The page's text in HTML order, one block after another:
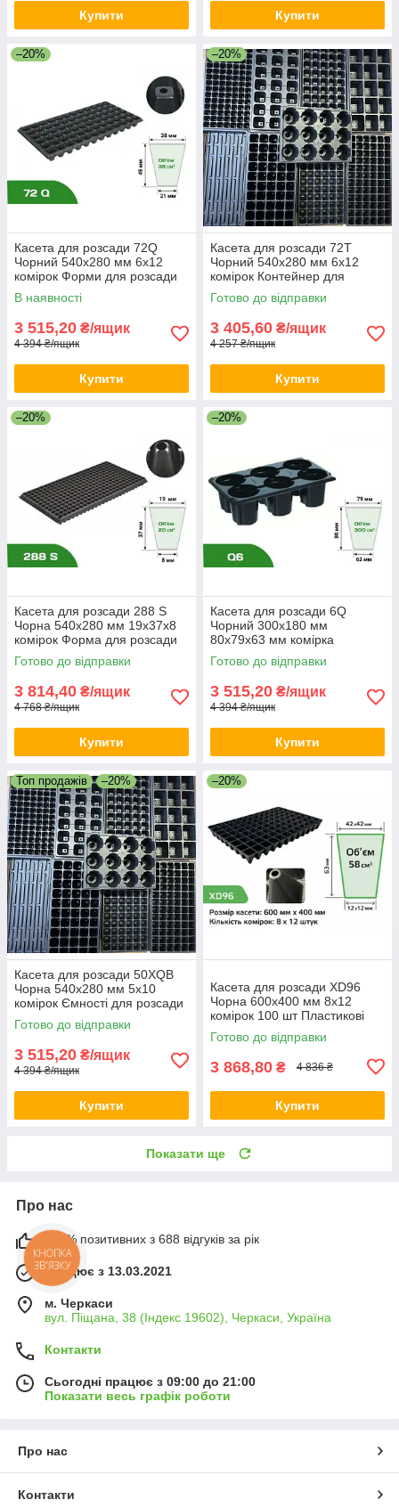
Купити Купити
–20%
Касета для розсади 72Q
Чорний 540х280 мм 6х12
комірок Форми для розсади
Лоток для розсади
В наявності
3 515,20 ₴/ящик
4 394 ₴/ящик
Купити
–20%
Касета для розсади 72T
Чорний 540х280 мм 6х12
комірок Контейнер для
розсади Ємності для розсади
Готово до відправки
3 405,60 ₴/ящик
4 257 ₴/ящик
Купити
–20%
Касета для розсади 288 S
Чорна 540х280 мм 19х37х8
комірок Форма для розсади
Пластикові касети для
розсади
Готово до відправки
3 814,40 ₴/ящик
4 768 ₴/ящик
Купити
–20%
Касета для розсади 6Q
Чорний 300х180 мм
80х79х63 мм комірка
Пластикові лотки для розсади
Контейнер для розсади
Готово до відправки
3 515,20 ₴/ящик
4 394 ₴/ящик
Купити
Топ продажів –20%
Касета для розсади 50XQB
Чорна 540х280 мм 5х10
комірок Ємності для розсади
Чорна касета розсадна
Готово до відправки
3 515,20 ₴/ящик
4 394 ₴/ящик
Купити
–20%
Касета для розсади XD96
Чорна 600х400 мм 8х12
комірок 100 шт Пластикові
касети для розсади Форми
для розсади
Готово до відправки
3 868,80 ₴ 4 836 ₴
Купити
Показати ще
Про нас
100% позитивних з 688 відгуків за рік
Працює з 13.03.2021
м. Черкаси
вул. Піщана, 38 (Індекс 19602), Черкаси, Україна
Контакти
Сьогодні працює з 09:00 до 21:00
Показати весь графік роботи
Про нас
Контакти
КНОПКА
ЗВ'ЯЗКУ